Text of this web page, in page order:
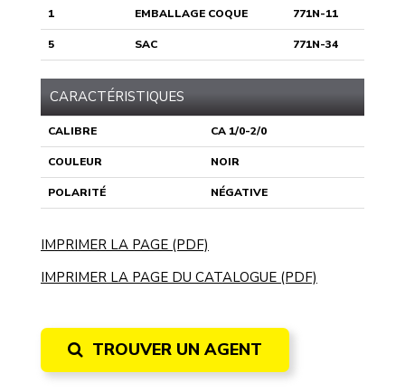
1 EMBALLAGE COQUE 771N-11
5 SAC 771N-34
CARACTÉRISTIQUES
CALIBRE CA 1/0-2/0
COULEUR NOIR
POLARITÉ NÉGATIVE
IMPRIMER LA PAGE (PDF)
IMPRIMER LA PAGE DU CATALOGUE (PDF)
TROUVER UN AGENT